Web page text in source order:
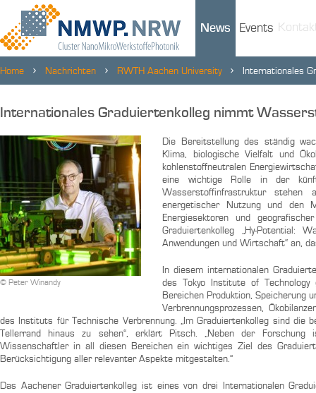
News Events
Home Nachrichten RWTH Aachen University Internationales
Internationales Graduiertenkolleg nimmt
© Peter Winandy
Die Bereitstellung des ständig
Klima, biologische Vielfalt und
kohlenstoffneutralen
eine wichtige Rolle in der
Wasserstoffinfrastruktur stehen
energetischer Nutzung und den
Energiesektoren und
Graduiertenkolleg „Hy-Potential:
Anwendungen und Wirtschaft“ an,
In diesem internationalen
des Tokyo Institute of
Bereichen Produktion, Speicherung
Verbrennungsprozessen,
des Instituts für Technische Verbrennung. „Im Graduiertenkolleg sind die
Tellerrand hinaus zu sehen“, erklärt Pitsch. „Neben der
Wissenschaftler in all diesen Bereichen ein wichtiges Ziel des
Berücksichtigung aller relevanter Aspekte mitgestalten.“
Das Aachener Graduiertenkolleg ist eines von drei Internationalen